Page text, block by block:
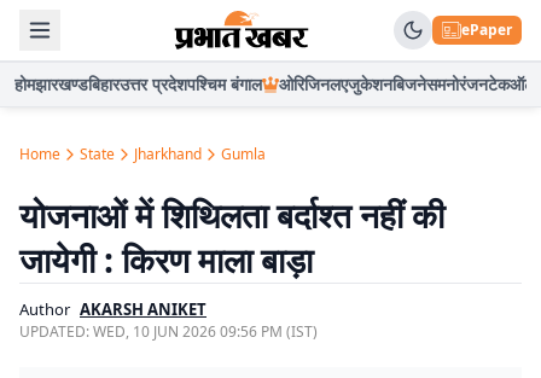
ePaper
होमझारखण्डबिहारउत्तर प्रदेशपश्चिम बंगाल ओरिजिनलएजुकेशनबिजनेसमनोरंजनटेकऑटो
Home State Jharkhand Gumla
योजनाओं में शिथिलता बर्दाश्त नहीं की
जायेगी : किरण माला बाड़ा
Author AKARSH ANIKET
UPDATED:WED, 10 JUN 2026 09:56 PM (IST)